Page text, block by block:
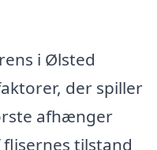
i Ølsted
der spiller
afhænger
tilstand